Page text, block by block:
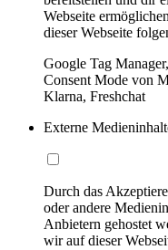
Webseite
dieser Webseite
Google Tag
Consent Mode von
Klarna, Freshchat
Externe
Durch das
oder andere
Anbietern gehostet
wir auf dieser